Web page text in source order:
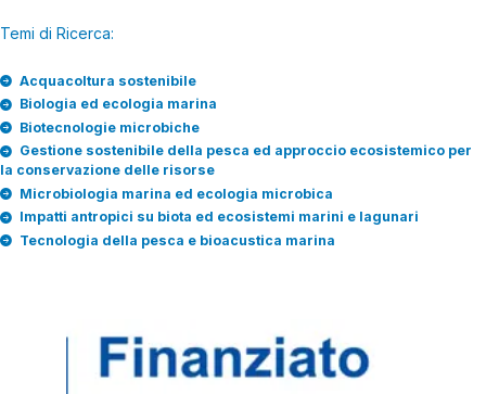
Temi di Ricerca:
Acquacoltura sostenibile
Biologia ed ecologia marina
Biotecnologie microbiche
Gestione sostenibile della pesca ed approccio ecosistemico per
la conservazione delle risorse
Microbiologia marina ed ecologia microbica
Impatti antropici su biota ed ecosistemi marini e lagunari
Tecnologia della pesca e bioacustica marina